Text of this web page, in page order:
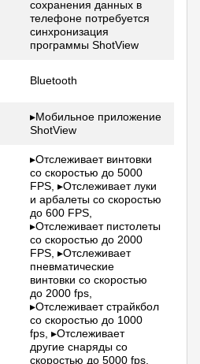
сохранения данных в
телефоне потребуется
синхронизация
программы ShotView
Bluetooth
▸Мобильное приложение
ShotView
▸Отслеживает винтовки
со скоростью до 5000
FPS, ▸Отслеживает луки
и арбалеты со скоростью
до 600 FPS,
▸Отслеживает пистолеты
со скоростью до 2000
FPS, ▸Отслеживает
пневматические
винтовки со скоростью
до 2000 fps,
▸Отслеживает страйкбол
со скоростью до 1000
fps, ▸Отслеживает
другие снаряды со
скоростью до 5000 fps,